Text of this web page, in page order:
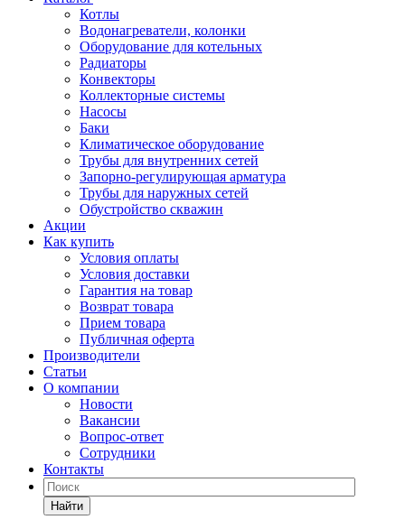
Котлы
Водонагреватели, колонки
Оборудование для котельных
Радиаторы
Конвекторы
Коллекторные системы
Насосы
Баки
Климатическое оборудование
Трубы для внутренних сетей
Запорно-регулирующая арматура
Трубы для наружных сетей
Обустройство скважин
Акции
Как купить
Условия оплаты
Условия доставки
Гарантия на товар
Возврат товара
Прием товара
Публичная оферта
Производители
Статьи
О компании
Новости
Вакансии
Вопрос-ответ
Сотрудники
Контакты
Найти